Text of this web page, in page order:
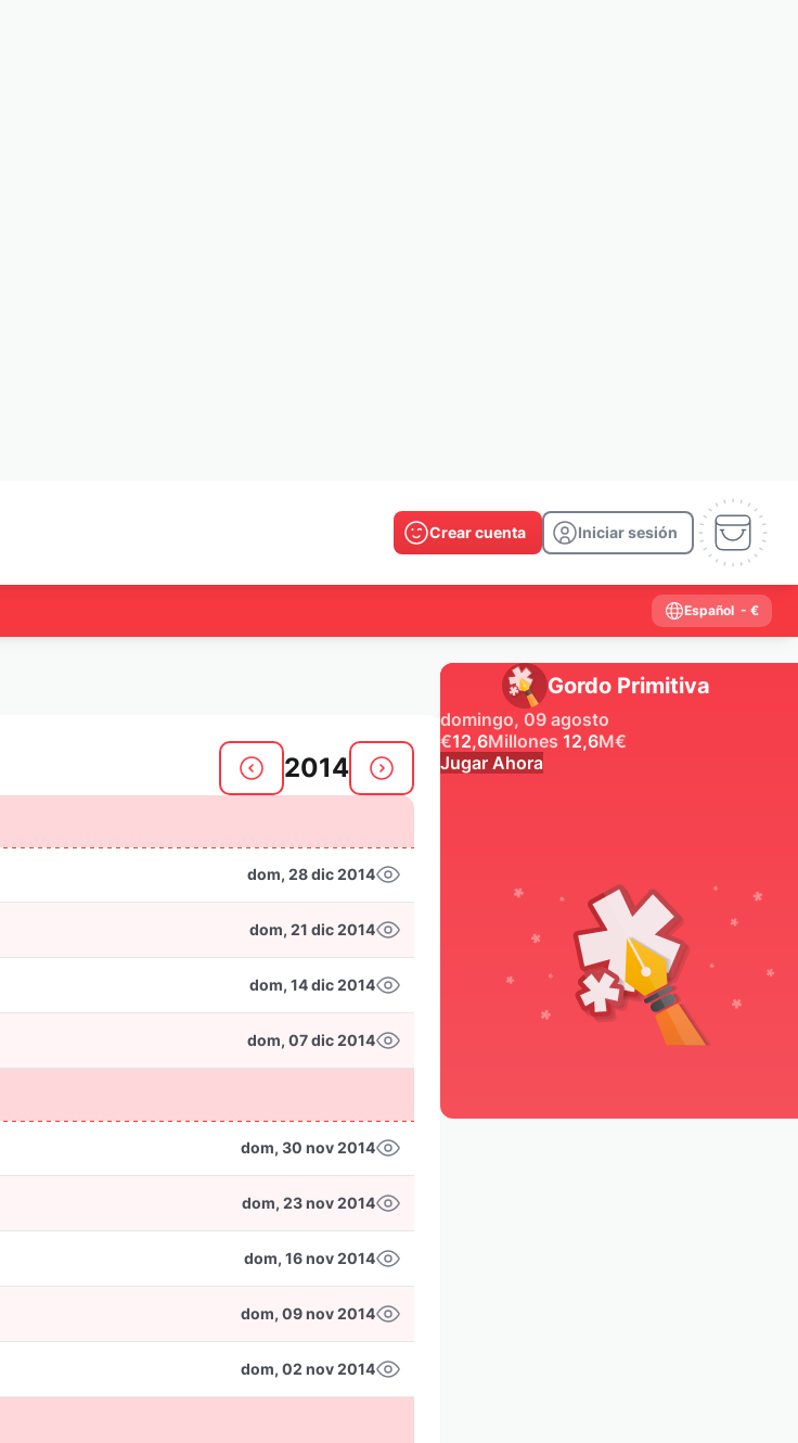
Crear cuenta Iniciar sesión
Español - €
2014
dom, 28 dic 2014
dom, 21 dic 2014
dom, 14 dic 2014
dom, 07 dic 2014
dom, 30 nov 2014
dom, 23 nov 2014
dom, 16 nov 2014
dom, 09 nov 2014
dom, 02 nov 2014
Gordo Primitiva
domingo, 09 agosto
€12,6Millones 12,6M€
Jugar Ahora
2025 2023
2021
2018 2017 2016
2013 2012 2011 2010
2009
2006 2005